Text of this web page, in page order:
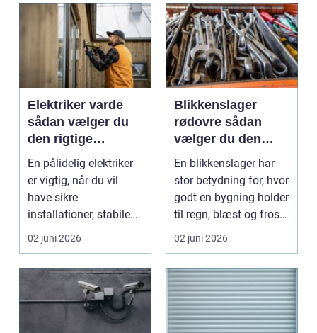
Elektriker varde
sådan vælger du
den rigtige
fagmand til dine
elopgaver
En pålidelig elektriker
er vigtig, når du vil
have sikre
installationer, stabile
løsninger og ro i m...
02 juni 2026
Blikkenslager
rødovre sådan
vælger du den
rette fagmand til
din opgave
En blikkenslager har
stor betydning for, hvor
godt en bygning holder
til regn, blæst og frost.
Særli...
02 juni 2026